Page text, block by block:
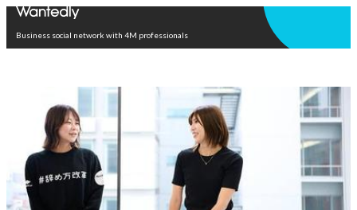
Business social network with 4M professionals